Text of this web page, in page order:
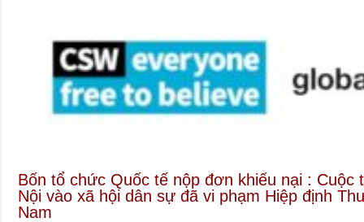
Bốn tổ chức Quốc tế nộp đơn khiếu nại : Cuộc
Nội vào xã hội dân sự đã vi phạm Hiệp định
Nam